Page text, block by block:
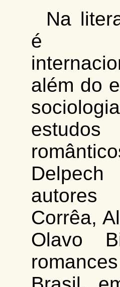
Na
é
além do
autores
Corrêa,
Olavo